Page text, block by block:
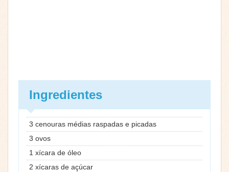
Ingredientes
3 cenouras médias raspadas e picadas
3 ovos
1 xícara de óleo
2 xícaras de açúcar